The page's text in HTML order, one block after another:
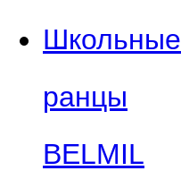
Школьные
ранцы
BELMIL